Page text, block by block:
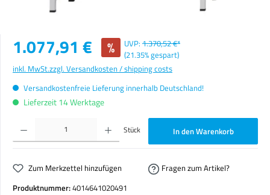
Verkaufspreis:
1.077,91 € % UVP: 1.370,52 €*
(21.35% gespart)
inkl. MwSt.zzgl. Versandkosten / shipping costs
Versandkostenfreie Lieferung innerhalb Deutschland!
Lieferzeit 14 Werktage
Produkt Anzahl: Gib den gewünschten Wert ein oder benutze die Schaltflächen um die Anzahl zu
Stück In den Warenkorb
Zum Merkzettel hinzufügen
Fragen zum Artikel?
Produktnummer:4014641020491